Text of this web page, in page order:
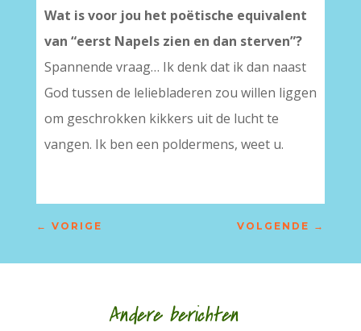
Wat is voor jou het poëtische equivalent
van “eerst Napels zien en dan sterven”?
Spannende vraag… Ik denk dat ik dan naast
God tussen de leliebladeren zou willen liggen
om geschrokken kikkers uit de lucht te
vangen. Ik ben een poldermens, weet u.
← VORIGE VOLGENDE →
Andere berichten